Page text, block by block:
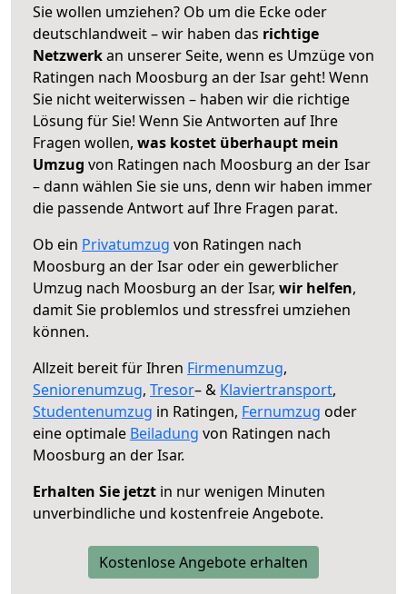
Sie wollen umziehen? Ob um die Ecke oder
deutschlandweit – wir haben das richtige
Netzwerkan unserer Seite, wenn es Umzüge von
Ratingen nach Moosburg an der Isar geht! Wenn
Sie nicht weiterwissen – haben wir die richtige
Lösung für Sie! Wenn Sie Antworten auf Ihre
Fragen wollen, was kostet überhaupt mein
Umzug von Ratingen nach Moosburg an der Isar
– dann wählen Sie sie uns, denn wir haben immer
die passende Antwort auf Ihre Fragen parat.
Ob ein Privatumzug von Ratingen nach
Moosburg an der Isar oder ein gewerblicher
Umzug nach Moosburg an der Isar, wir helfen,
damit Sie problemlos und stressfrei umziehen
können.
Allzeit bereit für Ihren Firmenumzug,
Seniorenumzug, Tresor– & Klaviertransport,
Studentenumzug in Ratingen, Fernumzug oder
eine optimale Beiladung von Ratingen nach
Moosburg an der Isar.
Erhalten Sie jetzt in nur wenigen Minuten
unverbindliche und kostenfreie Angebote.
Kostenlose Angebote erhalten